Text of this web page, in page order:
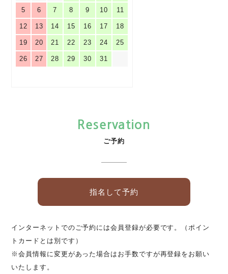
5 6 7 8 9 10 11
12 13 14 15 16 17 18
19 20 21 22 23 24 25
26 27 28 29 30 31
Reservation
ご予約
指名して予約
インターネットでのご予約には会員登録が必要です。（ポイン
トカードとは別です）
※会員情報に変更があった場合はお手数ですが再登録をお願い
いたします。